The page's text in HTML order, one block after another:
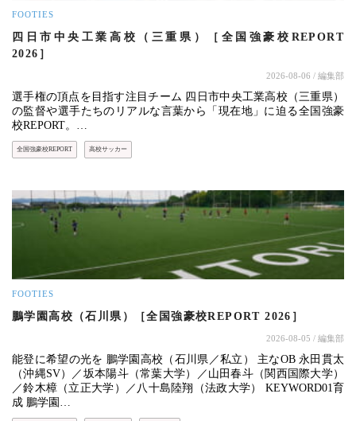
FOOTIES
四日市中央工業高校（三重県）［全国強豪校REPORT
2026］
2026-08-06 / 編集部
選手権の頂点を目指す注目チーム 四日市中央工業高校（三重県）
の監督や選手たちのリアルな言葉から「現在地」に迫る全国強豪
校REPORT。…
全国強豪校REPORT 高校サッカー
FOOTIES
鵬学園高校（石川県）［全国強豪校REPORT 2026］
2026-08-05 / 編集部
能登に希望の光を 鵬学園高校（石川県／私立） 主なOB 永田貫太
（沖縄SV）／坂本陽斗（常葉大学）／山田春斗（関西国際大学）
／鈴木樟（立正大学）／八十島陸翔（法政大学） KEYWORD01育
成 鵬学園…